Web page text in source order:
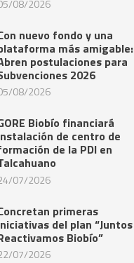
08/2026
nuevo fondo y una
más amigable:
postulaciones para
2026
08/2026
Biobío financiará
de centro de
de la PDI en
07/2026
primeras
del plan “Juntos
Biobío”
07/2026